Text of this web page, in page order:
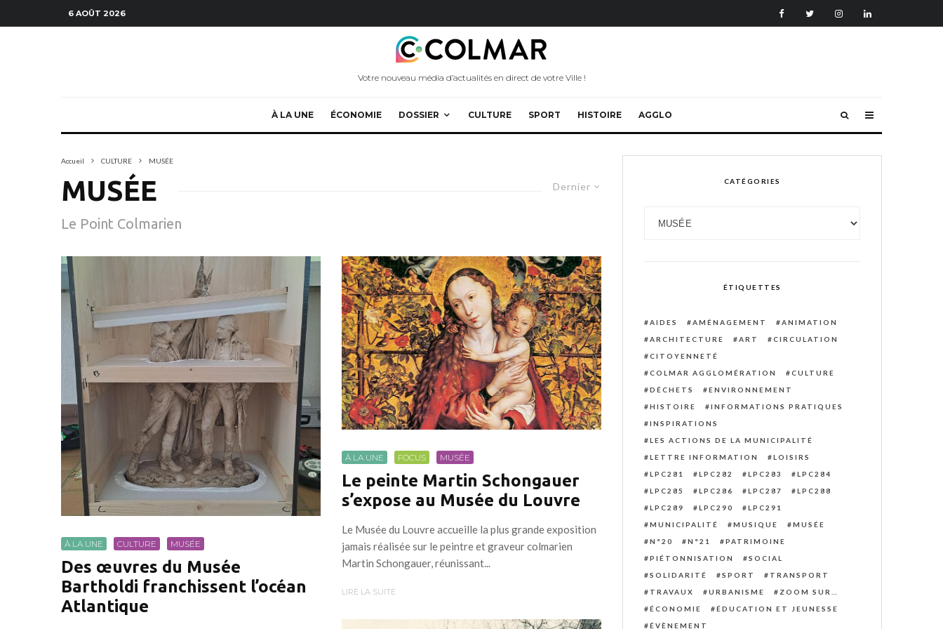
6 AOÛT 2026
Votre nouveau média d’actualités en direct de votre Ville !
À LA UNE ÉCONOMIE DOSSIER CULTURE SPORT HISTOIRE AGGLO
Accueil CULTURE MUSÉE
Dernier
MUSÉE
Le Point Colmarien
À LA UNE CULTURE MUSÉE
Des œuvres du Musée
Bartholdi franchissent l’océan
Atlantique
À LA UNE FOCUS MUSÉE
Le peinte Martin Schongauer
s’expose au Musée du Louvre
Le Musée du Louvre accueille la plus grande exposition
jamais réalisée sur le peintre et graveur colmarien
Martin Schongauer, réunissant...
LIRE LA SUITE
CATÉGORIES
ÉTIQUETTES
AIDES AMÉNAGEMENT
ANIMATION
ARCHITECTURE
ART
CIRCULATION
CITOYENNETÉ
COLMAR AGGLOMÉRATION
CULTURE
DÉCHETS
ENVIRONNEMENT
HISTOIRE
INFORMATIONS PRATIQUES
INSPIRATIONS
LES ACTIONS DE LA MUNICIPALITÉ
LETTRE INFORMATION
LOISIRS
LPC281
LPC282 LPC283
LPC284
LPC285
LPC286 LPC287
LPC288
LPC289
LPC290
LPC291
MUNICIPALITÉ
MUSIQUE
MUSÉE
N°20
N°21
PATRIMOINE
PIÉTONNISATION
SOCIAL
SOLIDARITÉ
SPORT
TRANSPORT
TRAVAUX
URBANISME
ZOOM SUR…
ÉCONOMIE
ÉDUCATION ET JEUNESSE
ÉVÈNEMENT